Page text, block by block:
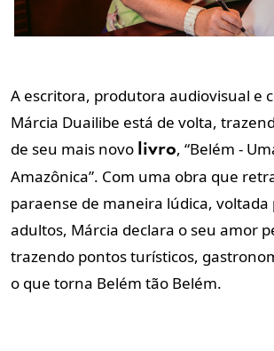
A escritora, produtora audiovisual e
Márcia Duailibe está de volta,
de seu mais novo livro, “Belém -
Amazônica”. Com uma obra que
paraense de maneira lúdica, voltada
adultos, Márcia declara o seu amor
trazendo pontos turísticos,
o que torna Belém tão Belém.